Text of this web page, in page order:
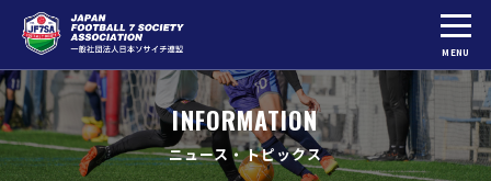
MENU
INFORMATION
ニュース・トピックス